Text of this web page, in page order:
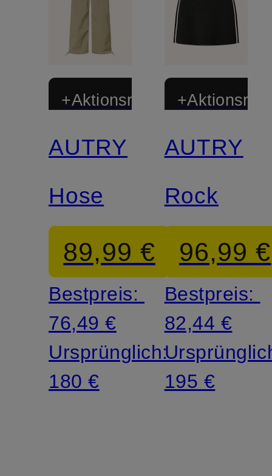
+Aktionsrabatt
AUTRY
Hose
89,99 €
Bestpreis:
76,49 €
Ursprünglich:
180 €
AUTRY
Rock
96,99 €
Bestpreis:
82,44 €
195 €